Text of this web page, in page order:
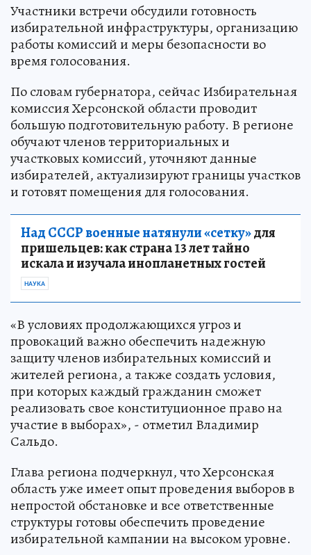
Участники встречи обсудили готовность
избирательной инфраструктуры, организацию
работы комиссий и меры безопасности во
время голосования.
По словам губернатора, сейчас Избирательная
комиссия Херсонской области проводит
большую подготовительную работу. В регионе
обучают членов территориальных и
участковых комиссий, уточняют данные
избирателей, актуализируют границы участков
и готовят помещения для голосования.
Над СССР военные натянули «сетку»для
пришельцев: как страна 13 лет тайно
искала и изучала инопланетных гостей
НАУКА
«В условиях продолжающихся угроз и
провокаций важно обеспечить надежную
защиту членов избирательных комиссий и
жителей региона, а также создать условия,
при которых каждый гражданин сможет
реализовать свое конституционное право на
участие в выборах», - отметил Владимир
Сальдо.
Глава региона подчеркнул, что Херсонская
область уже имеет опыт проведения выборов в
непростой обстановке и все ответственные
структуры готовы обеспечить проведение
избирательной кампании на высоком уровне.